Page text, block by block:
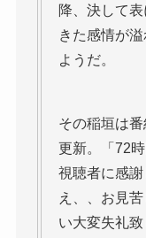
降、決して
きた感情が
ようだ。
その稲垣は
更新。「72
視聴者に感
え、、お見
い大変失礼